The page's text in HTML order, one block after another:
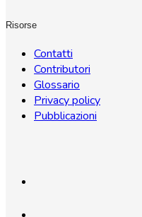
Risorse
Contatti
Contributori
Glossario
Privacy policy
Pubblicazioni